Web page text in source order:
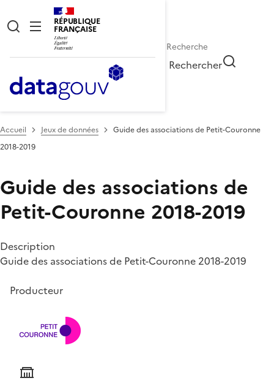
RÉPUBLIQUE
FRANÇAISE
Rechercher
Accueil Jeux de données
Guide des associations de Petit-Couronne
2018-2019
Guide des associations de
Petit-Couronne 2018-2019
Description
Guide des associations de Petit-Couronne 2018-2019
Producteur